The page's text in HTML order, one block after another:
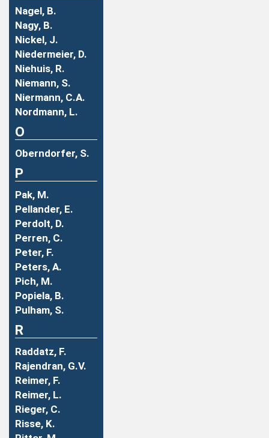
Nagel, B.
Nagy, B.
Nickel, J.
Niedermeier, D.
Niehuis, R.
Niemann, S.
Niermann, C.A.
Nordmann, L.
O
Oberndorfer, S.
P
Pak, M.
Pellander, E.
Perdolt, D.
Perren, C.
Peter, F.
Peters, A.
Pich, M.
Popiela, B.
Pulham, S.
R
Raddatz, F.
Rajendran, G.V.
Reimer, F.
Reimer, L.
Rieger, C.
Risse, K.